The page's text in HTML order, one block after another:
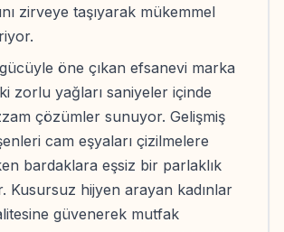
zirveye taşıyarak mükemmel
öne çıkan efsanevi marka
zorlu yağları saniyeler içinde
çözümler sunuyor. Gelişmiş
cam eşyaları çizilmelere
bardaklara eşsiz bir parlaklık
Kusursuz hijyen arayan kadınlar
güvenerek mutfak